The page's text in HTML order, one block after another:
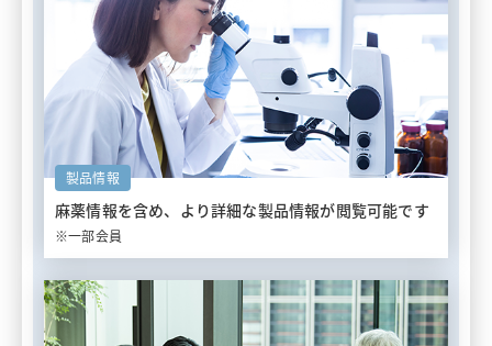
製品情報
麻薬情報を含め、 より詳細な製品情報が閲覧可能です
※一部会員